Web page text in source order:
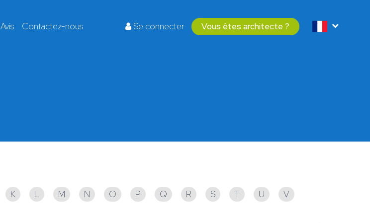
Avis Contactez-nous Se connecter Vous êtes architecte ?
K L M N O P Q R S T U
V